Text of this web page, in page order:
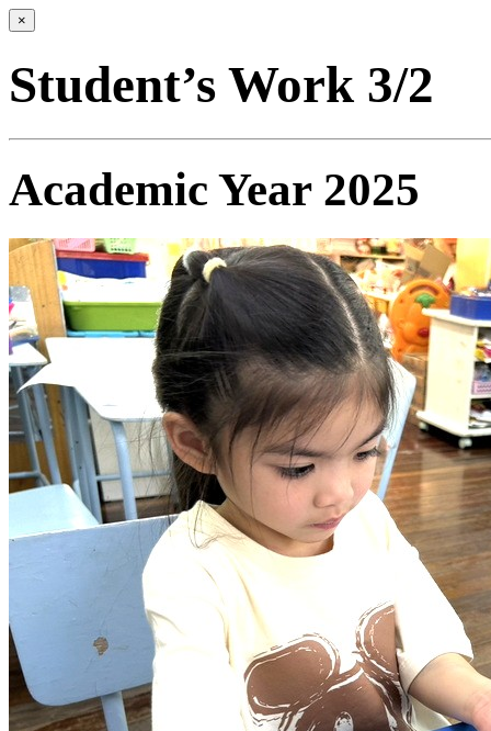
×
Student’s Work 3/2
Academic Year 2025